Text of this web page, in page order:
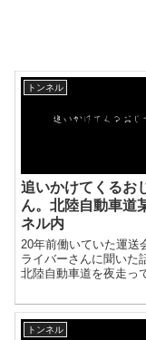
トンネル
追いかけてくるお
ん。北陸自動車道
ネル内
20年前働いていた運送
ライバーさんに聞いた
北陸自動車道を夜走っ
某トンネルで必ず会う
の霊がいるそうです。
所はいつも同じで、 待
トンネル